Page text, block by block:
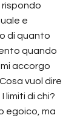
rispondo
e
di quanto
quando
accorgo
vuol dire
limiti di chi?
egoico, ma